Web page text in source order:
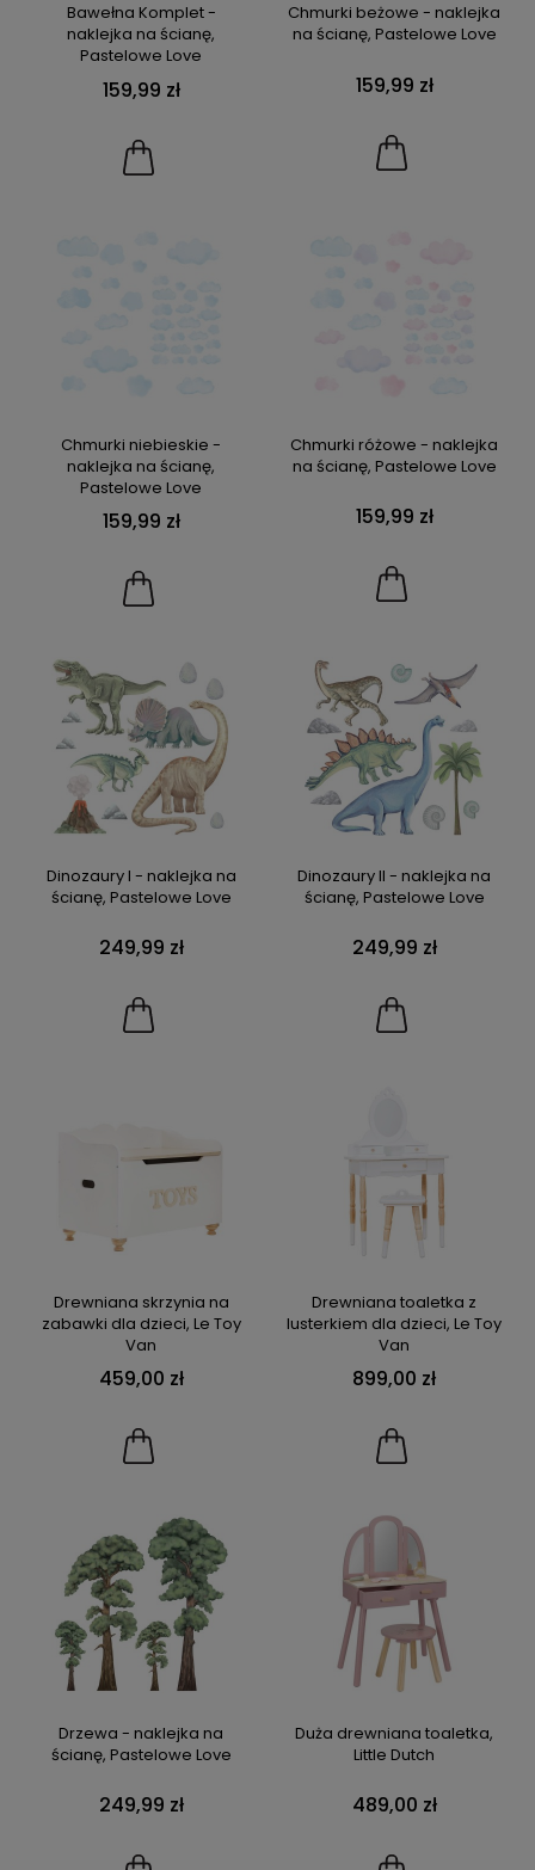
Bawełna Komplet -
naklejka na ścianę,
Pastelowe Love
159,99 zł
Chmurki beżowe - naklejka
na ścianę, Pastelowe Love
159,99 zł
Chmurki niebieskie -
naklejka na ścianę,
Pastelowe Love
159,99 zł
Chmurki różowe - naklejka
na ścianę, Pastelowe Love
159,99 zł
Dinozaury I - naklejka na
ścianę, Pastelowe Love
249,99 zł
Dinozaury II - naklejka na
ścianę, Pastelowe Love
249,99 zł
Drewniana skrzynia na
zabawki dla dzieci, Le Toy
Van
459,00 zł
Drewniana toaletka z
lusterkiem dla dzieci, Le Toy
Van
899,00 zł
Drzewa - naklejka na
ścianę, Pastelowe Love
249,99 zł
Duża drewniana toaletka,
Little Dutch
489,00 zł